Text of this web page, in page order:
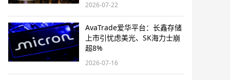
2026-07-22
AvaTrade爱华平台：长鑫存储
上市引忧虑美光、SK海力士崩
超8%
2026-07-16